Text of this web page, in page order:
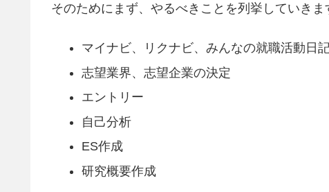
そのためにまず、やるべきことを列挙していきま
マイナビ、リクナビ、みんなの就職活動日
志望業界、志望企業の決定
エントリー
自己分析
ES作成
研究概要作成